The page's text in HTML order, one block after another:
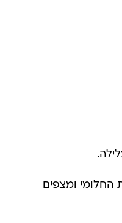
החלומי ומצפים